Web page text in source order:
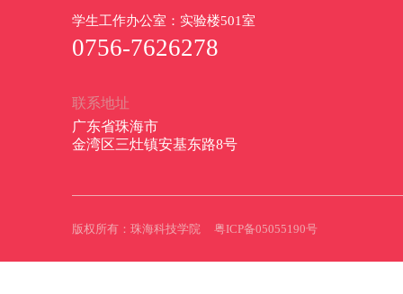
学生工作办公室：实验楼501室
0756-7626278
联系地址
广东省珠海市
金湾区三灶镇安基东路8号
版权所有：珠海科技学院 粤ICP备05055190号